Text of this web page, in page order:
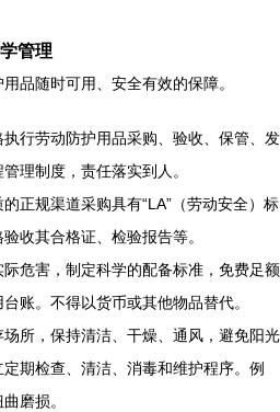
管理
品随时可用、安全有效的保障。
执行劳动防护用品采购、验收、保管、发
理制度，责任落实到人。
的正规渠道采购具有“LA”（劳动安全）标
收其合格证、检验报告等。
际危害，制定科学的配备标准，免费足额
账。不得以货币或其他物品替代。
场所，保持清洁、干燥、通风，避免阳光
期检查、清洁、消毒和维护程序。例
磨损。